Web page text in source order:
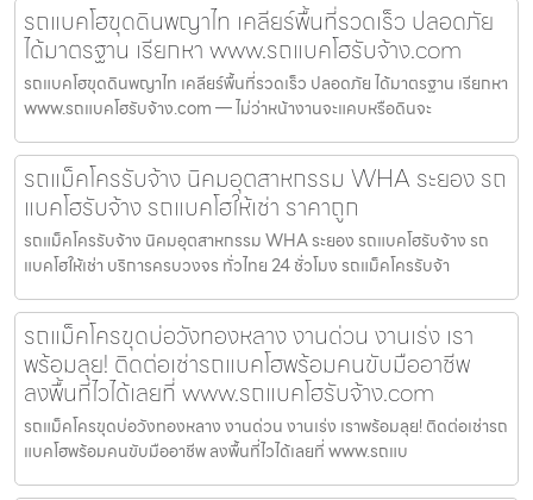
รถแบคโฮขุดดินพญาไท เคลียร์พื้นที่รวดเร็ว ปลอดภัย
ได้มาตรฐาน เรียกหา www.รถแบคโฮรับจ้าง.com
รถแบคโฮขุดดินพญาไท เคลียร์พื้นที่รวดเร็ว ปลอดภัย ได้มาตรฐาน เรียกหา
www.รถแบคโฮรับจ้าง.com — ไม่ว่าหน้างานจะแคบหรือดินจะ
รถแม็คโครรับจ้าง นิคมอุตสาหกรรม WHA ระยอง รถ
แบคโฮรับจ้าง รถแบคโฮให้เช่า ราคาถูก
รถแม็คโครรับจ้าง นิคมอุตสาหกรรม WHA ระยอง รถแบคโฮรับจ้าง รถ
แบคโฮให้เช่า บริการครบวงจร ทั่วไทย 24 ชั่วโมง รถแม็คโครรับจ้า
รถแม็คโครขุดบ่อวังทองหลาง งานด่วน งานเร่ง เรา
พร้อมลุย! ติดต่อเช่ารถแบคโฮพร้อมคนขับมืออาชีพ
ลงพื้นที่ไวได้เลยที่ www.รถแบคโฮรับจ้าง.com
รถแม็คโครขุดบ่อวังทองหลาง งานด่วน งานเร่ง เราพร้อมลุย! ติดต่อเช่ารถ
แบคโฮพร้อมคนขับมืออาชีพ ลงพื้นที่ไวได้เลยที่ www.รถแบ